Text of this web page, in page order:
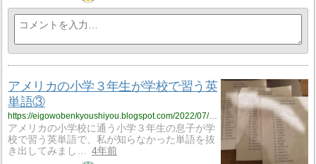
アメリカの小学３年生が学校で習う英
単語③
https://eigowobenkyoushiyou.blogspot.com/2022/07/blog-post_20.html
アメリカの小学校に通う小学３年生の息子が学
校で習う英単語で、私が知らなかった単語を抜
き出してみまし…
4年前